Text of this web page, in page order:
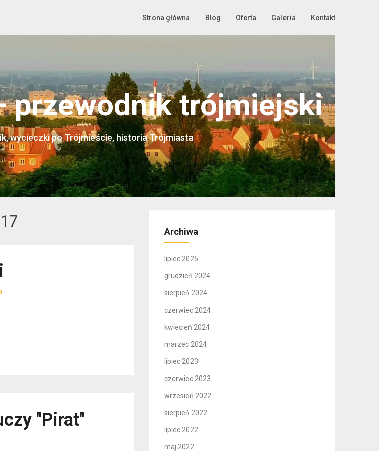
Strona główna Blog Oferta Galeria Kontakt
przewodnik trójmiejski
wycieczki po Trójmieście, historia Trójmiasta
"Pirat"
Archiwa
lipiec 2025
grudzień 2024
sierpień 2024
czerwiec 2024
kwiecień 2024
marzec 2024
lipiec 2023
czerwiec 2023
wrzesień 2022
sierpień 2022
lipiec 2022
maj 2022